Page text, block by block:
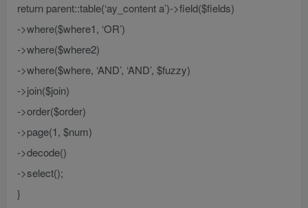
return parent::table(‘ay_content a’)->field($fields)
->where($where1, ‘OR’)
->where($where2)
->where($where, ‘AND’, ‘AND’, $fuzzy)
->join($join)
->order($order)
->page(1, $num)
->decode()
->select();
}